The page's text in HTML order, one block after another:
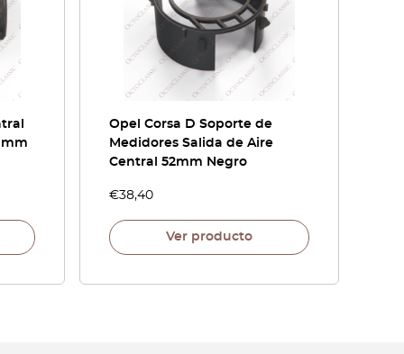
Opel Corsa D Soporte de
Medidores Salida de Aire
Central 52mm Negro
€38,40
Ver producto